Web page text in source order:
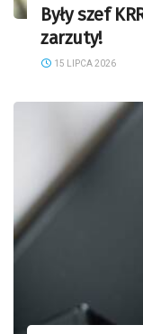
Były szef
zarzuty!
15 LIPCA 2026